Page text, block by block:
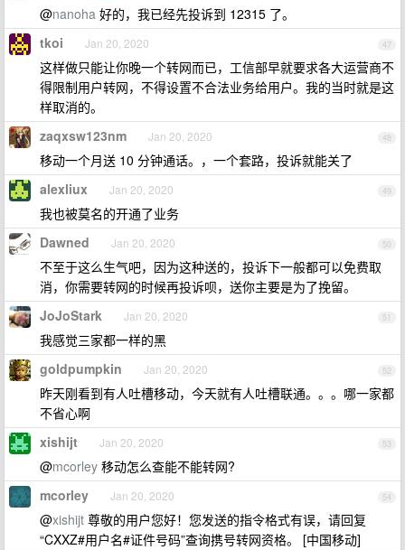
@nanoha 好的，我已经先投诉到 12315 了。
47
tkoi Jan 20, 2020
这样做只能让你晚一个转网而已，工信部早就要求各大运营商不
得限制用户转网，不得设置不合法业务给用户。我的当时就是这
样取消的。
48
zaqxsw123nm Jan 20, 2020
移动一个月送 10 分钟通话。，一个套路，投诉就能关了
49
alexliux Jan 20, 2020
我也被莫名的开通了业务
50
Dawned Jan 20, 2020
不至于这么生气吧，因为这种送的，投诉下一般都可以免费取
消，你需要转网的时候再投诉呗，送你主要是为了挽留。
51
JoJoStark Jan 20, 2020
我感觉三家都一样的黑
52
goldpumpkin Jan 20, 2020
昨天刚看到有人吐槽移动，今天就有人吐槽联通。。。哪一家都
不省心啊
53
xishijt Jan 20, 2020
@mcorley 移动怎么查能不能转网?
54
mcorley Jan 20, 2020
@xishijt 尊敬的用户您好！您发送的指令格式有误，请回复
“CXXZ#用户名#证件号码”查询携号转网资格。 [中国移动]